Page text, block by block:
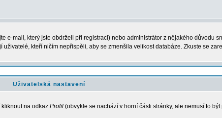
mail, který jste obdrželi při registraci) nebo administrátor z nějakého důvodu
kteří ničím nepřispěli, aby se zmenšila velikost databáze. Zkuste se
Uživatelská nastavení
na odkaz Profil (obvykle se nachází v horní části stránky, ale nemusí to